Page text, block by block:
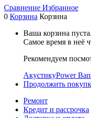
Сравнение Избранное
0 Корзина Корзина
Ваша корзина пуста.
Самое время в неё
Рекомендуем
АкустикуPower
Продолжить
Ремонт
Кредит и рассрочка